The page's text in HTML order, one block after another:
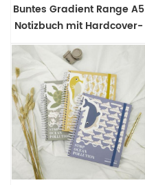
Buntes Gradient Range A5
Notizbuch mit Hardcover-
Einband